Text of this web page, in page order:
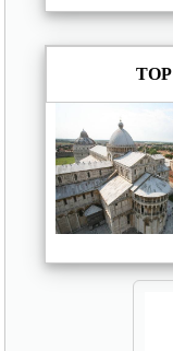
TOP